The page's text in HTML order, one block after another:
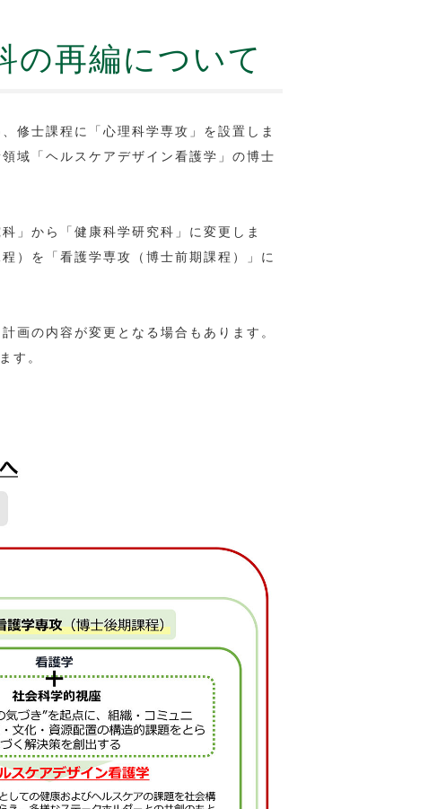
の再編について
修士課程に「心理科学専攻」を設置しま
域「ヘルスケアデザイン看護学」の博士
」から「健康科学研究科」に変更しま
）を「看護学専攻（博士前期課程）」に
画の内容が変更となる場合もあります。
す。